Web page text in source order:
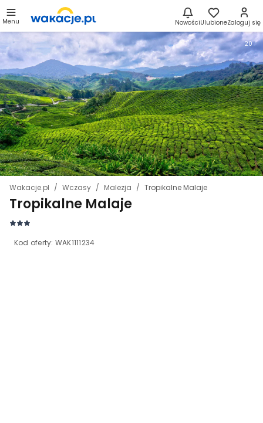
Menu NowościUlubioneZaloguj się
Wakacje.pl Wczasy Malezja Tropikalne Malaje
Tropikalne Malaje
Kod oferty: WAK1111234
20